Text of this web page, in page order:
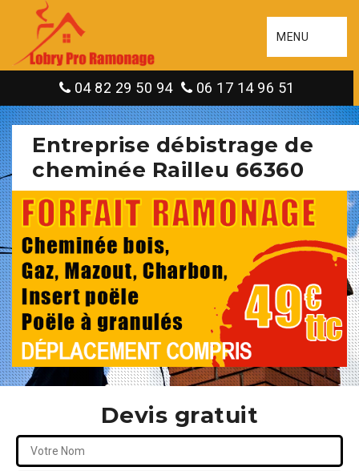
MENU
04 82 29 50 94 06 17 14 96 51
Entreprise débistrage de
cheminée Railleu 66360
Devis gratuit